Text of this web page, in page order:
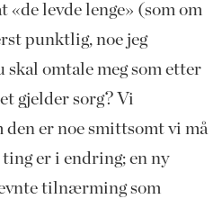
«de levde lenge» (som om
punktlig, noe jeg
omtale meg som etter
gjelder sorg? Vi
den er noe smittsomt vi må
er i endring; en ny
tilnærming som